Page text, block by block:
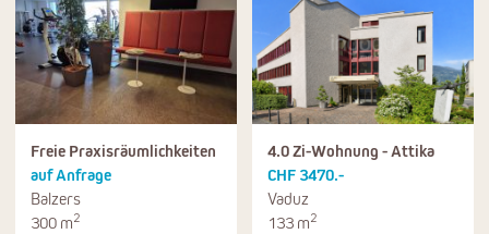
Freie Praxisräumlichkeiten
auf Anfrage
Balzers
300 m2
4.0 Zi-Wohnung - Attika
CHF 3470.-
Vaduz
133 m2